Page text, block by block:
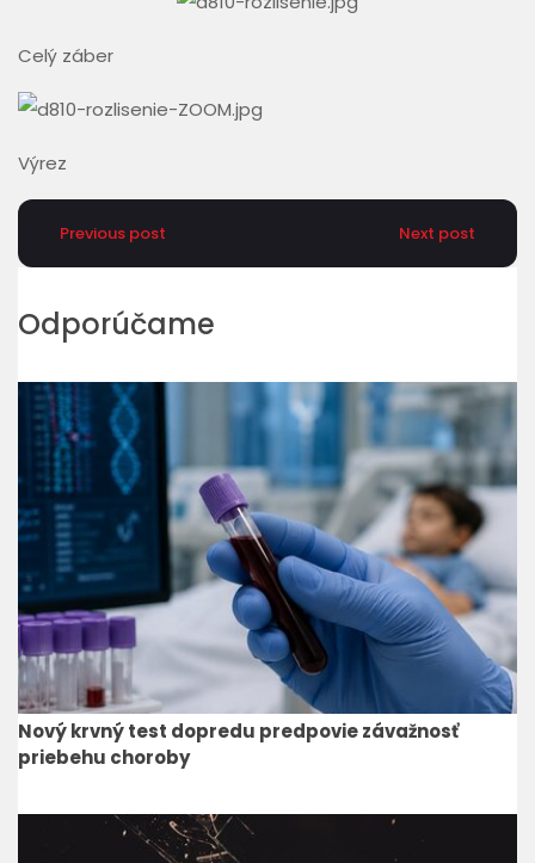
Celý záber
Výrez
Previous post Next post
Odporúčame
Nový krvný test dopredu predpovie závažnosť
priebehu choroby